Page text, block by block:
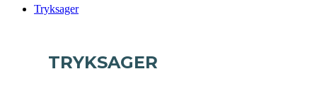
Tryksager
TRYKSAGER